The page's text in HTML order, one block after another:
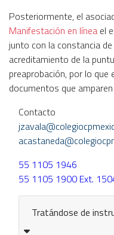
Posteriormente, el
Manifestación en línea el
junto con la constancia
acreditamiento de la
preaprobación, por lo
documentos que
Contacto
55 1105 1946
55 1105 1900 Ext.
Tratándose de